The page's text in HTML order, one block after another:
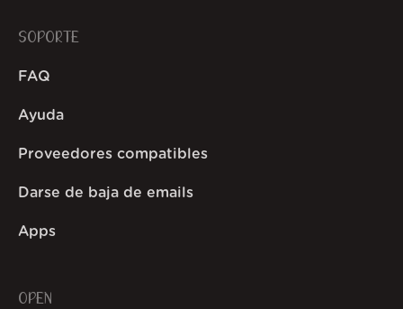
SOPORTE
FAQ
Ayuda
Proveedores compatibles
Darse de baja de emails
Apps
OPEN